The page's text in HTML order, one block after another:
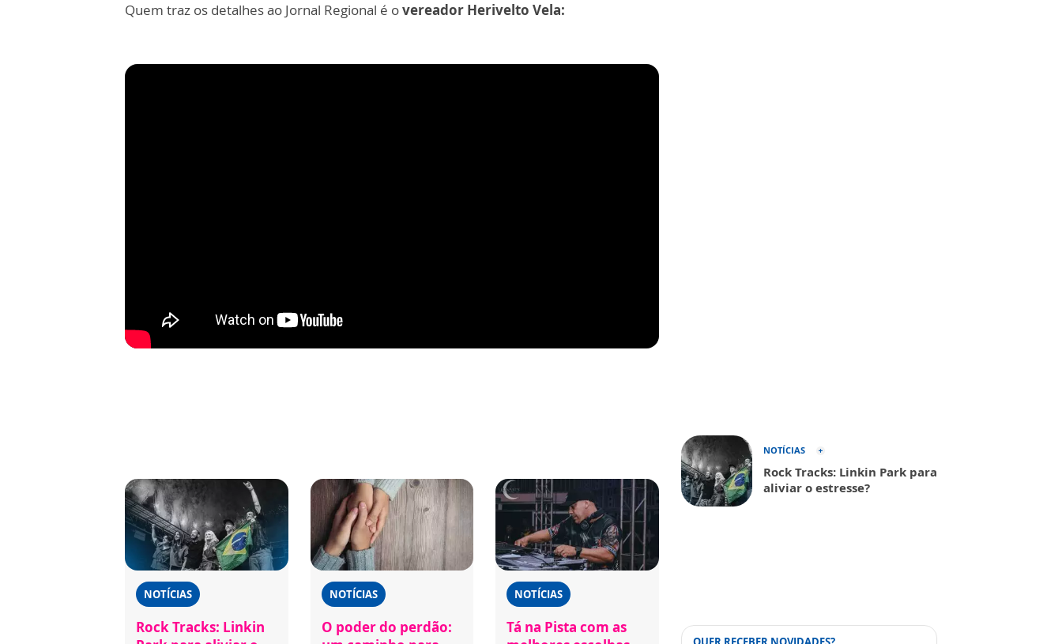
Quem traz os detalhes ao Jornal Regional é overeador Herivelto Vela:
NOTÍCIAS
Rock Tracks: Linkin
NOTÍCIAS
O poder do perdão:
NOTÍCIAS
Tá na Pista com as
NOTÍCIAS
Rock Tracks: Linkin Park para
aliviar o estresse?